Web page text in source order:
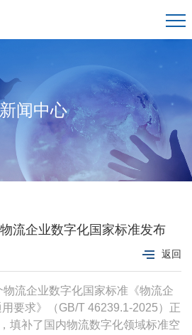
新闻中心
流企业数字化国家标准发布
返回
流企业数字化国家标准《物流企
要求》（GB/T 46239.1-2025）正
填补了国内物流数字化领域标准空